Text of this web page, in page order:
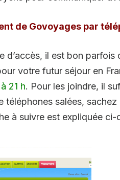
de Govoyages par
d’accès, il est bon
votre futur séjour en
21 h. Pour les joindre, il
téléphones salées,
à suivre est expliquée ci-